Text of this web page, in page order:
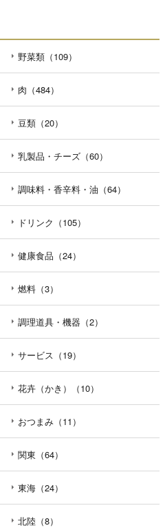
野菜類（109）
肉（484）
豆類（20）
乳製品・チーズ（60）
調味料・香辛料・油（64）
ドリンク（105）
健康食品（24）
燃料（3）
調理道具・機器（2）
サービス（19）
花卉（かき）（10）
おつまみ（11）
関東（64）
東海（24）
北陸（8）